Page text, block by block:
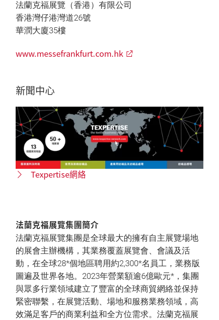
法蘭克福展覽（香港）有限公司
香港灣仔港灣道26號
華潤大廈35樓
www.messefrankfurt.com.hk
新聞中心
Texpertise網絡
法蘭克福展覽集團簡介
法蘭克福展覽集團是全球最大的擁有自主展覽場地
的展會主辦機構，其業務覆蓋展覽會、會議及活
動，在全球28*個地區聘用約2,300*名員工，業務版
圖遍及世界各地。2023年營業額逾6億歐元*，集團
與眾多行業領域建立了豐富的全球商貿網絡並保持
緊密聯繫，在展覽活動、場地和服務業務領域，高
效滿足客戶的商業利益和全方位需求。法蘭克福展